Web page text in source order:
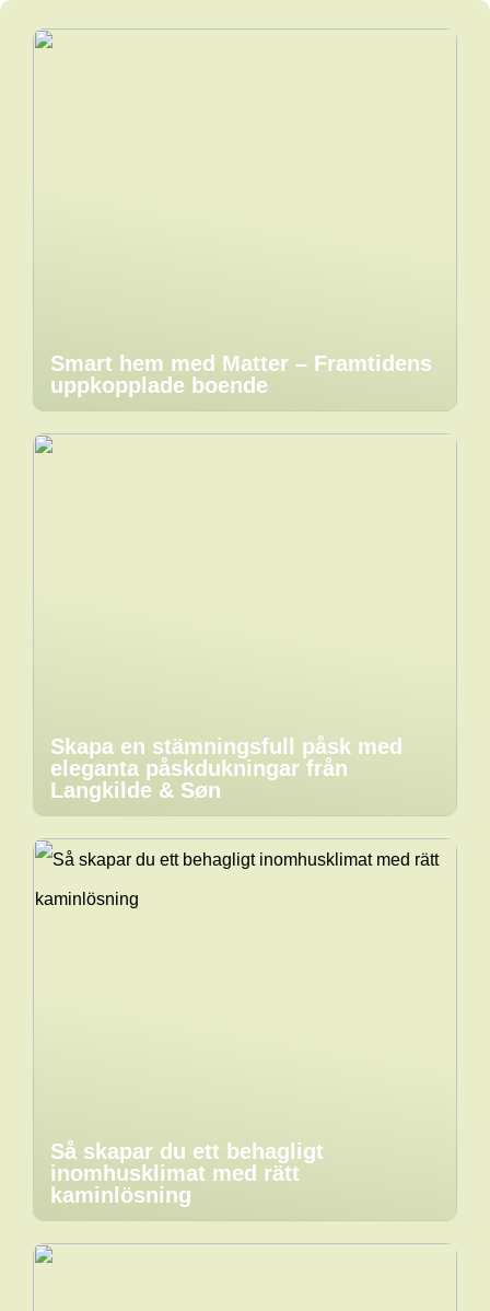
Smart hem med Matter – Framtidens
uppkopplade boende
Skapa en stämningsfull påsk med
eleganta påskdukningar från
Langkilde & Søn
Så skapar du ett behagligt
inomhusklimat med rätt
kaminlösning